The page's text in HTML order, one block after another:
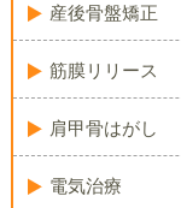
産後骨盤矯正
筋膜リリース
肩甲骨はがし
電気治療